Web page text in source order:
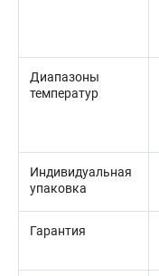
Диапазоны
температур
Индивидуальная
упаковка
Гарантия